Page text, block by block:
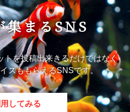
集まるSNS
トを投稿出来きるだけではなく
スももらえるSNSです。
してみる